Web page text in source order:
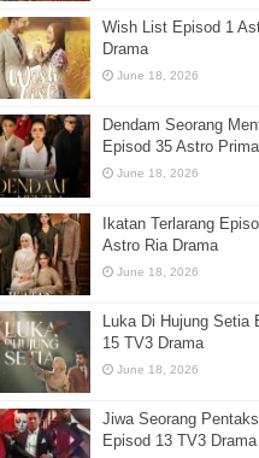
Wish List Episod 1
Drama
June 18, 2026
Dendam Seorang
Episod 35 Astro
June 18, 2026
Ikatan Terlarang
Astro Ria Drama
June 18, 2026
Luka Di Hujung Setia
15 TV3 Drama
June 18, 2026
Jiwa Seorang
Episod 13 TV3 Drama